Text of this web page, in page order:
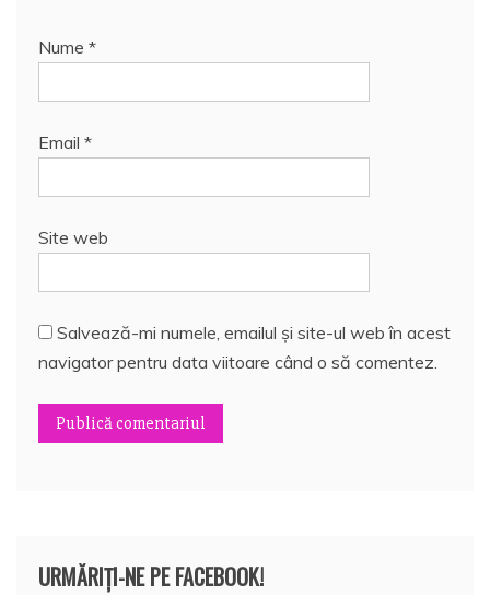
Nume *
Email *
Site web
Salvează-mi numele, emailul și site-ul web în acest
navigator pentru data viitoare când o să comentez.
URMĂRIȚI-NE PE FACEBOOK!